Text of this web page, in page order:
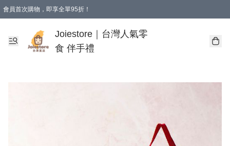
會員首次購物，即享全單95折！
購物滿 HKD 350.00即享免運費優惠！（適用於 本地送貨、本地取貨 )
Joiestore｜台灣人氣零
食 伴手禮